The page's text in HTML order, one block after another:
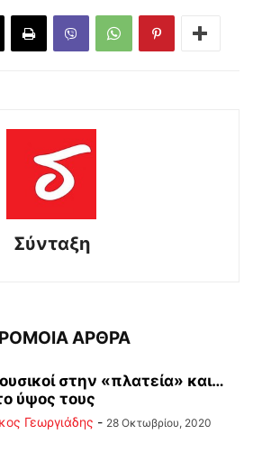
Σύνταξη
ΑΡΘΡΑ
στην «πλατεία» και…
ύψος τους
Γεωργιάδης - 28 Οκτωβρίου, 2020